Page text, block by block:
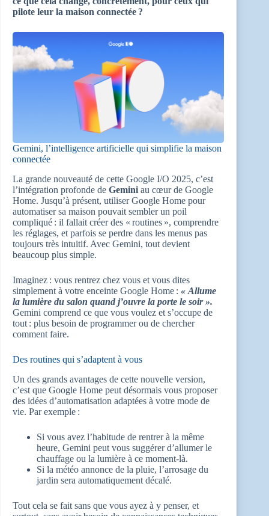
pilote leur la maison connectée ?
Gemini, l’intelligence artificielle qui simplifie la maison
connectée
La grande nouveauté de cette Google I/O 2025, c’est
l’intégration profonde de Gemini au cœur de Google
Home. Jusqu’à présent, utiliser Google Home pour
automatiser sa maison pouvait sembler un poil
compliqué : il fallait créer des « routines », comprendre
les réglages, et parfois se perdre dans les menus pas
toujours très intuitif. Avec Gemini, tout devient
beaucoup plus simple.
Imaginez : vous rentrez chez vous et vous dites
simplement à votre enceinte Google Home : « Allume
la lumière du salon quand j’ouvre la porte le soir ».
Gemini comprend ce que vous voulez et s’occupe de
tout : plus besoin de programmer ou de chercher
comment faire.
Des routines qui s’adaptent à vous
Un des grands avantages de cette nouvelle version,
c’est que Google Home peut désormais vous proposer
des idées d’automatisation adaptées à votre mode de
vie. Par exemple :
Si vous avez l’habitude de rentrer à la même
heure, Gemini peut vous suggérer d’allumer le
chauffage ou la lumière à ce moment-là.
Si la météo annonce de la pluie, l’arrosage du
jardin sera automatiquement décalé.
Tout cela se fait sans que vous ayez à y penser, et